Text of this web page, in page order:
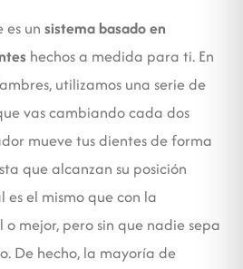
un sistema basado en
hechos a medida para ti. En
utilizamos una serie de
vas cambiando cada dos
mueve tus dientes de forma
que alcanzan su posición
el mismo que con la
mejor, pero sin que nadie sepa
De hecho, la mayoría de